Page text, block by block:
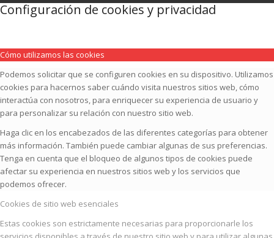
Configuración de cookies y privacidad
Cómo utilizamos las cookies
Podemos solicitar que se configuren cookies en su dispositivo. Utilizamos
cookies para hacernos saber cuándo visita nuestros sitios web, cómo
interactúa con nosotros, para enriquecer su experiencia de usuario y
para personalizar su relación con nuestro sitio web.
Haga clic en los encabezados de las diferentes categorías para obtener
más información. También puede cambiar algunas de sus preferencias.
Tenga en cuenta que el bloqueo de algunos tipos de cookies puede
afectar su experiencia en nuestros sitios web y los servicios que
podemos ofrecer.
Cookies de sitio web esenciales
Estas cookies son estrictamente necesarias para proporcionarle los